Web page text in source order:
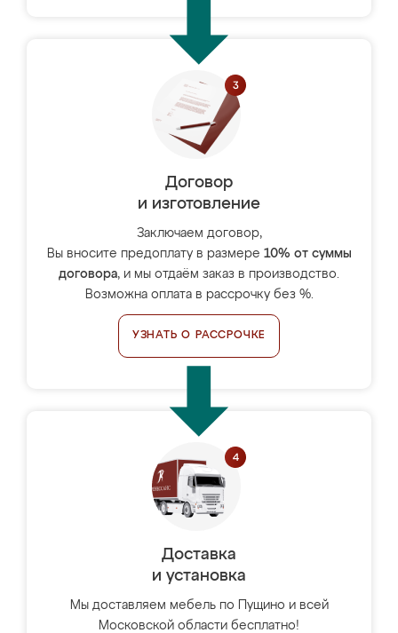
Договор
и изготовление
Заключаем договор,
Вы вносите предоплату в размере 10% от суммы
договора, и мы отдаём заказ в производство.
Возможна оплата в рассрочку без %.
УЗНАТЬ О РАССРОЧКЕ
Доставка
и установка
Мы доставляем мебель по Пущино и всей
Московской области бесплатно!